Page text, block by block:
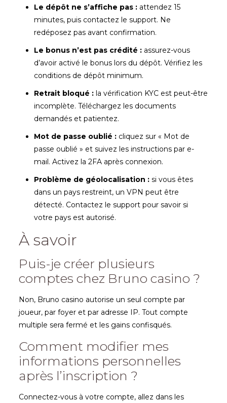
Le dépôt ne s’affiche pas :attendez 15
minutes, puis contactez le support. Ne
redéposez pas avant confirmation.
Le bonus n’est pas crédité :assurez-vous
d’avoir activé le bonus lors du dépôt. Vérifiez les
conditions de dépôt minimum.
Retrait bloqué :la vérification KYC est peut-être
incomplète. Téléchargez les documents
demandés et patientez.
Mot de passe oublié :cliquez sur « Mot de
passe oublié » et suivez les instructions par e-
mail. Activez la 2FA après connexion.
Problème de géolocalisation :si vous êtes
dans un pays restreint, un VPN peut être
détecté. Contactez le support pour savoir si
votre pays est autorisé.
À savoir
Puis-je créer plusieurs
comptes chez Bruno casino ?
Non, Bruno casino autorise un seul compte par
joueur, par foyer et par adresse IP. Tout compte
multiple sera fermé et les gains confisqués.
Comment modifier mes
informations personnelles
après l’inscription ?
Connectez-vous à votre compte, allez dans les